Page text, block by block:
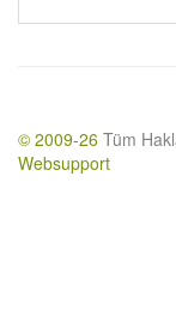
© 2009-26 Tüm
Websupport